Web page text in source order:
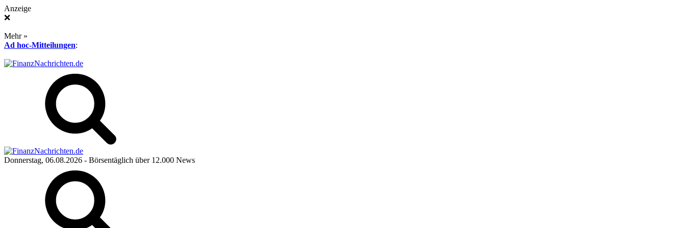
Anzeige
❌
Mehr »
Ad hoc-Mitteilungen:
Donnerstag, 06.08.2026 - Börsentäglich über 12.000 News